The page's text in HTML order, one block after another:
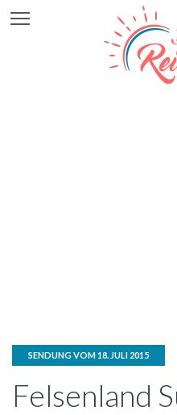
SENDUNG VOM 18. JULI 2015
Felsenland